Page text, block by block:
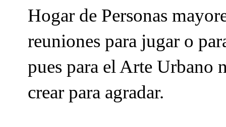
Hogar de Personas
reuniones para jugar o
pues para el Arte Urbano
crear para agradar.